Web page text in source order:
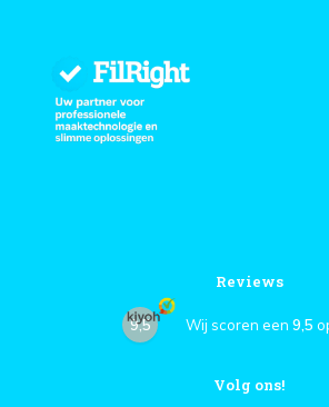
Reviews
9,5 Wij scoren een 9,5
Volg ons!